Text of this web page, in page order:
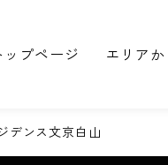
ップページ エリア
デンス文京白山